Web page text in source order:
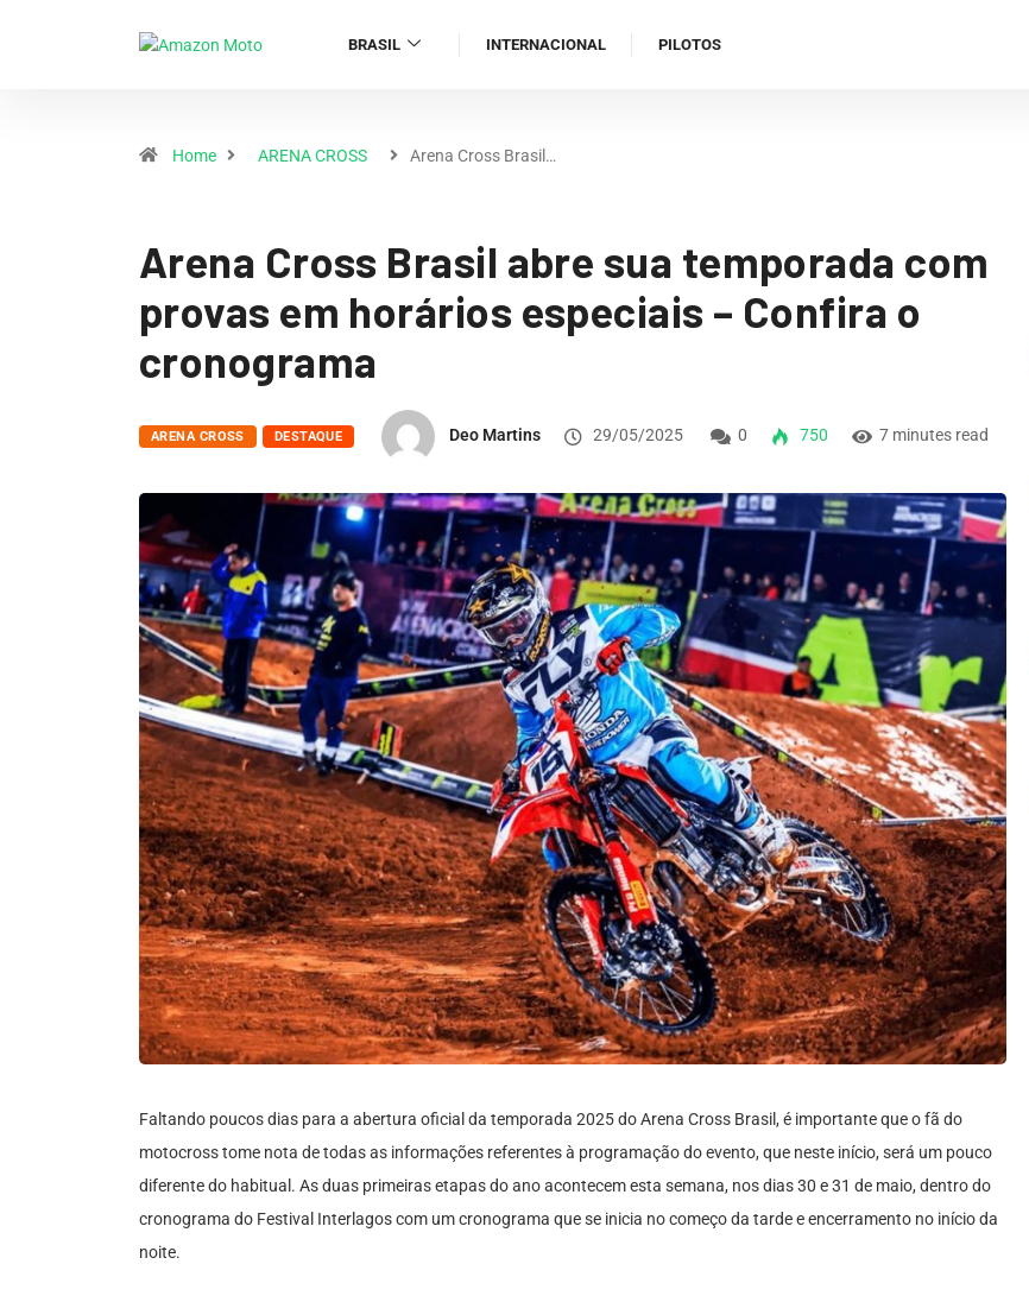
BRASIL INTERNACIONAL PILOTOS
Home ARENA CROSS Arena Cross Brasil…
Arena Cross Brasil abre sua temporada com
provas em horários especiais – Confira o
cronograma
ARENA CROSS DESTAQUE Deo Martins 29/05/2025 0 750 7 minutes read
Faltando poucos dias para a abertura oficial da temporada 2025 do Arena Cross Brasil, é importante que o fã do
motocross tome nota de todas as informações referentes à programação do evento, que neste início, será um pouco
diferente do habitual. As duas primeiras etapas do ano acontecem esta semana, nos dias 30 e 31 de maio, dentro do
cronograma do Festival Interlagos com um cronograma que se inicia no começo da tarde e encerramento no início da
noite.